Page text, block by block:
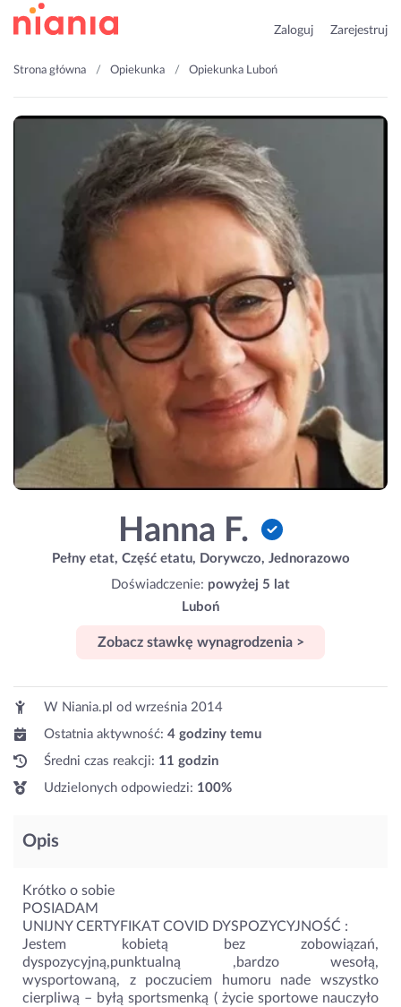
Zaloguj Zarejestruj
Strona główna Opiekunka Opiekunka Luboń
Hanna F.
Pełny etat, Część etatu, Dorywczo, Jednorazowo
Doświadczenie: powyżej 5 lat
Luboń
Zobacz stawkę wynagrodzenia >
W Niania.pl od września 2014
Ostatnia aktywność: 4 godziny temu
Średni czas reakcji: 11 godzin
Udzielonych odpowiedzi: 100%
Opis
Krótko o sobie
POSIADAM
UNIJNY CERTYFIKAT COVID DYSPOZYCYJNOŚĆ :
Jestem kobietą bez zobowiązań,
dyspozycyjną,punktualną ,bardzo wesołą,
wysportowaną, z poczuciem humoru nade wszystko
cierpliwą – byłą sportsmenką ( życie sportowe nauczyło